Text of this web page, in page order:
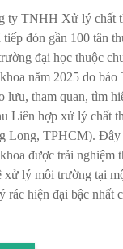
ty TNHH Xử lý chất
đón gần 100 tân
đại học thuộc
năm 2025 do báo
lưu, tham quan, tìm
Liên hợp xử lý chất
Long, TPHCM). Đây
được trải nghiệm
xử lý môi trường tại
rác hiện đại bậc nhất